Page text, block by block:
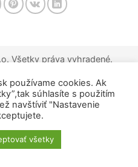
Všetky práva vyhradené.
používame cookies. Ak
súhlasíte s použitím
navštíviť "Nastavenie
všetky